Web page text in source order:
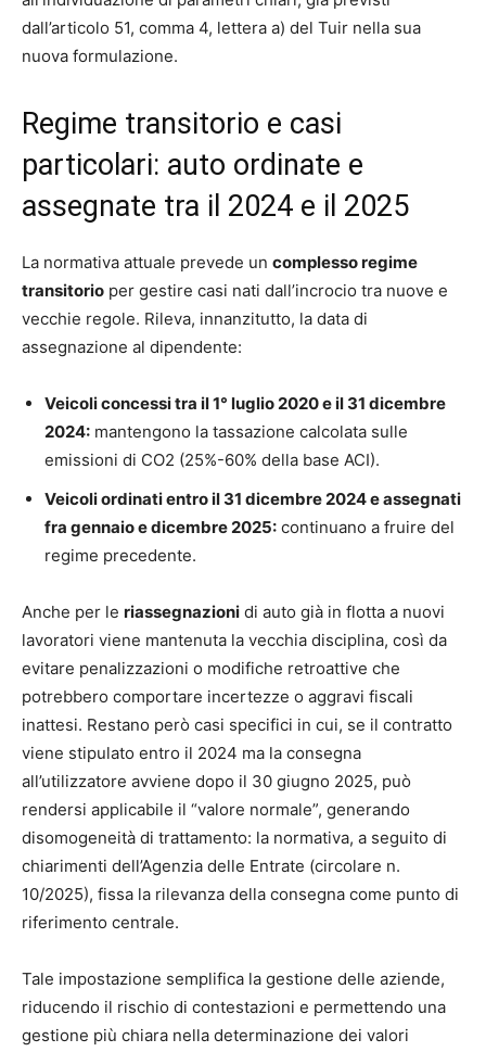
dall’articolo 51, comma 4, lettera a) del Tuir nella sua
nuova formulazione.
Regime transitorio e casi
particolari: auto ordinate e
assegnate tra il 2024 e il 2025
La normativa attuale prevede un complesso regime
transitorio per gestire casi nati dall’incrocio tra nuove e
vecchie regole. Rileva, innanzitutto, la data di
assegnazione al dipendente:
Veicoli concessi tra il 1° luglio 2020 e il 31 dicembre
2024: mantengono la tassazione calcolata sulle
emissioni di CO2 (25%-60% della base ACI).
Veicoli ordinati entro il 31 dicembre 2024 e assegnati
fra gennaio e dicembre 2025: continuano a fruire del
regime precedente.
Anche per le riassegnazioni di auto già in flotta a nuovi
lavoratori viene mantenuta la vecchia disciplina, così da
evitare penalizzazioni o modifiche retroattive che
potrebbero comportare incertezze o aggravi fiscali
inattesi. Restano però casi specifici in cui, se il contratto
viene stipulato entro il 2024 ma la consegna
all’utilizzatore avviene dopo il 30 giugno 2025, può
rendersi applicabile il “valore normale”, generando
disomogeneità di trattamento: la normativa, a seguito di
chiarimenti dell’Agenzia delle Entrate (circolare n.
10/2025), fissa la rilevanza della consegna come punto di
riferimento centrale.
Tale impostazione semplifica la gestione delle aziende,
riducendo il rischio di contestazioni e permettendo una
gestione più chiara nella determinazione dei valori